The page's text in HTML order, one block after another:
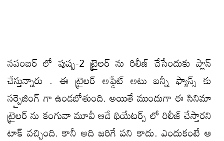
నవంబర్ లో పుష్ప-2 ట్రైలర్ ను రిలీజ్ చేసేందుకు ప్లాన్
చేస్తున్నారు . ఈ ట్రైలర్ అప్డేట్ అటు బన్నీ ఫ్యాన్స్ కు
సర్ప్రైజింగ్ గా ఉండబోతుంది. అయితే ముందుగా ఈ సినిమా
ట్రైలర్ ను కంగువా మూవీ ఆడే థియేటర్స్ లో రిలీజ్ చేస్తారని
టాక్ వచ్చింది. కానీ అది జరిగే పని కాదు. ఎందుకంటే ఆ